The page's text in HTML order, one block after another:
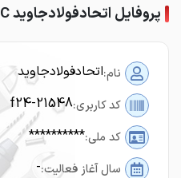
پروفایل اتحادفولادجاوید JSAC
نام:اتحادفولادجاوید
کد کاربری:f24-21548
کد ملی:**********
سال آغاز فعالیت:-